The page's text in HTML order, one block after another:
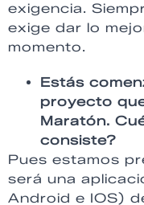
exigencia.
exige dar lo
momento.
Estás
proyecto
Maratón.
consiste?
Pues estamos
será una
Android e IOS)